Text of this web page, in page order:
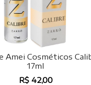
Amei Cosméticos
17ml
R$ 42,00